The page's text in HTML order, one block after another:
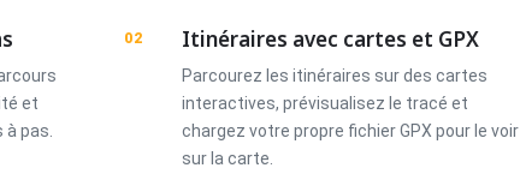
et
à pas.
02 Itinéraires avec cartes et GPX
Parcourez les itinéraires sur des cartes
interactives, prévisualisez le tracé et
chargez votre propre fichier GPX pour le voir
sur la carte.